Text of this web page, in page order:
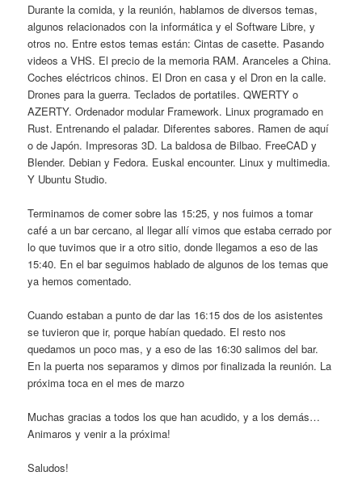
Durante la comida, y la reunión, hablamos de diversos temas,
algunos relacionados con la informática y el Software Libre, y
otros no. Entre estos temas están: Cintas de casette. Pasando
videos a VHS. El precio de la memoria RAM. Aranceles a China.
Coches eléctricos chinos. El Dron en casa y el Dron en la calle.
Drones para la guerra. Teclados de portatiles. QWERTY o
AZERTY. Ordenador modular Framework. Linux programado en
Rust. Entrenando el paladar. Diferentes sabores. Ramen de aquí
o de Japón. Impresoras 3D. La baldosa de Bilbao. FreeCAD y
Blender. Debian y Fedora. Euskal encounter. Linux y multimedia.
Y Ubuntu Studio.
Terminamos de comer sobre las 15:25, y nos fuimos a tomar
café a un bar cercano, al llegar allí vimos que estaba cerrado por
lo que tuvimos que ir a otro sitio, donde llegamos a eso de las
15:40. En el bar seguimos hablado de algunos de los temas que
ya hemos comentado.
Cuando estaban a punto de dar las 16:15 dos de los asistentes
se tuvieron que ir, porque habían quedado. El resto nos
quedamos un poco mas, y a eso de las 16:30 salimos del bar.
En la puerta nos separamos y dimos por finalizada la reunión. La
próxima toca en el mes de marzo
Muchas gracias a todos los que han acudido, y a los demás…
Animaros y venir a la próxima!
Saludos!